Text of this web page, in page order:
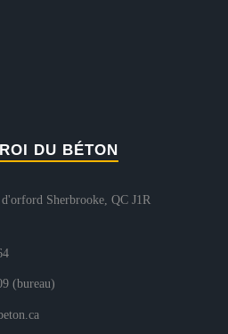
DU BÉTON
Sherbrooke, QC J1R
(bureau)